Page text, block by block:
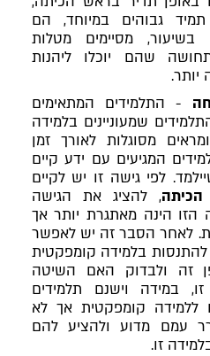
גבוהים במיוחד, הם
מסיימים מטלות
שהם יוכלו ליהנות
יותר.
- התלמידים המתאימים
שמעוניינים בלמידה
מסוגלות לאורך זמן
המגיעים עם ידע קיים
לפי גישה זו יש לקיים
, להציג את הגישה
הזו הינה מאתגרת יותר אך
לאחר הסבר זה יש לאפשר
להתנסות בלמידה קומפקטית
זה ולבדוק האם השיטה
במידה וישנם תלמידים
ללמידה קומפקטית אך לא
עמם מדוע ולהציע להם
זו.